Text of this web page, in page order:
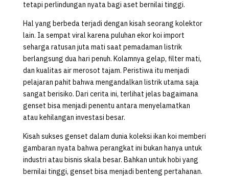
tetapi perlindungan nyata bagi aset bernilai tinggi.
Hal yang berbeda terjadi dengan kisah seorang kolektor
lain. Ia sempat viral karena puluhan ekor koi import
seharga ratusan juta mati saat pemadaman listrik
berlangsung dua hari penuh. Kolamnya gelap, filter mati,
dan kualitas air merosot tajam. Peristiwa itu menjadi
pelajaran pahit bahwa mengandalkan listrik utama saja
sangat berisiko. Dari cerita ini, terlihat jelas bagaimana
genset bisa menjadi penentu antara menyelamatkan
atau kehilangan investasi besar.
Kisah sukses genset dalam dunia koleksi ikan koi memberi
gambaran nyata bahwa perangkat ini bukan hanya untuk
industri atau bisnis skala besar. Bahkan untuk hobi yang
bernilai tinggi, genset bisa menjadi benteng pertahanan.